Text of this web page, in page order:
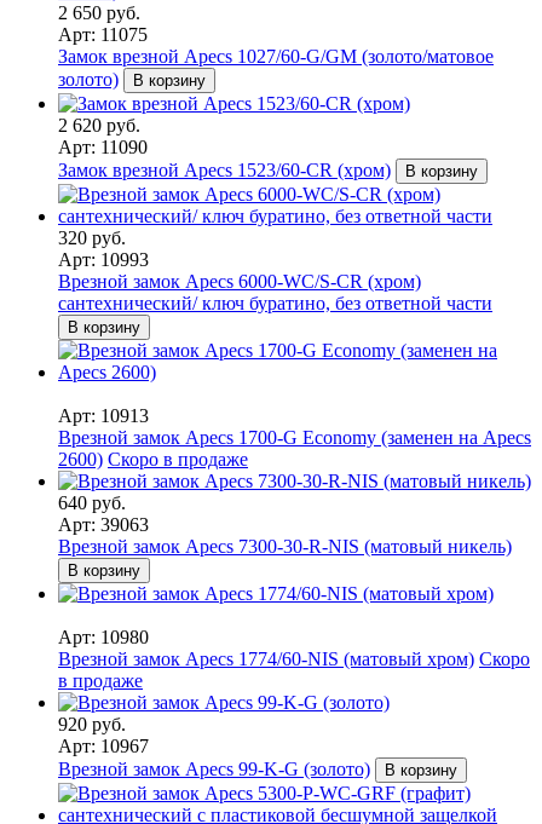
2 650 руб.
Арт: 11075
Замок врезной Apecs 1027/60-G/GM (золото/матовое
золото)
В корзину
2 620 руб.
Арт: 11090
Замок врезной Apecs 1523/60-CR (хром)
В корзину
320 руб.
Арт: 10993
Врезной замок Apecs 6000-WC/S-CR (хром)
сантехнический/ ключ буратино, без ответной части
В корзину
Арт: 10913
Врезной замок Apecs 1700-G Economy (заменен на Apecs
2600) Скоро в продаже
640 руб.
Арт: 39063
Врезной замок Apecs 7300-30-R-NIS (матовый никель)
В корзину
Арт: 10980
Врезной замок Apecs 1774/60-NIS (матовый хром) Скоро
в продаже
920 руб.
Арт: 10967
Врезной замок Apecs 99-K-G (золото)
В корзину